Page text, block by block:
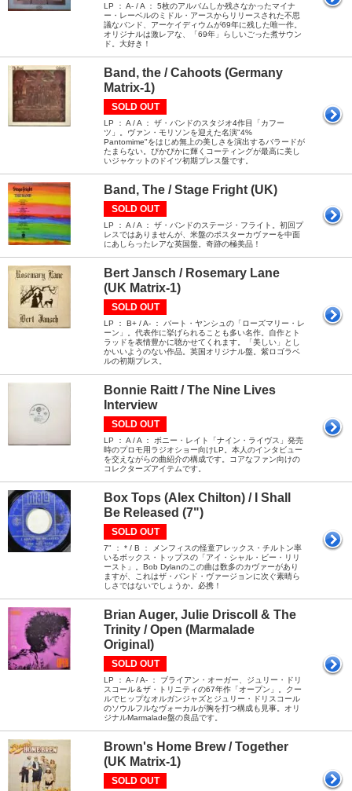
LP ： A- / A ： 5枚のアルバムしか残さなかったマイナ
ー・レーベルのミドル・アースからリリースされた不思
議なバンド、アーケイディウムが69年に残した唯一作。
オリジナルは激レアな、「69年」らしいごった煮サウン
ド。大好き！
Band, the / Cahoots (Germany
Matrix-1)
SOLD OUT
LP ： A / A ： ザ・バンドのスタジオ4作目「カフー
ツ」。ヴァン・モリソンを迎えた名演"4%
Pantomime"をはじめ無上の美しさを演出するバラードが
たまらない。ぴかぴかに輝くコーティングが最高に美し
いジャケットのドイツ初期プレス盤です。
Band, The / Stage Fright (UK)
SOLD OUT
LP ： A / A ： ザ・バンドのステージ・フライト。初回プ
レスではありませんが、米盤のポスターカヴァーを中面
にあしらったレアな英国盤。奇跡の極美品！
Bert Jansch / Rosemary Lane
(UK Matrix-1)
SOLD OUT
LP ： B+ / A- ： バート・ヤンシュの「ローズマリー・レ
ーン」。代表作に挙げられることも多い名作。自作とト
ラッドを表情豊かに聴かせてくれます。「美しい」とし
かいいようのない作品。英国オリジナル盤。紫ロゴラベ
ルの初期プレス。
Bonnie Raitt / The Nine Lives
Interview
SOLD OUT
LP ： A / A ： ボニー・レイト「ナイン・ライヴス」発売
時のプロモ用ラジオショー向けLP。本人のインタビュー
を交えながらの曲紹介の構成です。コアなファン向けの
コレクターズアイテムです。
Box Tops (Alex Chilton) / I Shall
Be Released (7")
SOLD OUT
7" ： * / B ： メンフィスの怪童アレックス・チルトン率
いるボックス・トップスの「アイ・シャル・ビー・リリ
ースト」。Bob Dylanのこの曲は数多のカヴァーがあり
ますが、これはザ・バンド・ヴァージョンに次ぐ素晴ら
しさではないでしょうか。必携！
Brian Auger, Julie Driscoll & The
Trinity / Open (Marmalade
Original)
SOLD OUT
LP ： A- / A- ： ブライアン・オーガー、ジュリー・ドリ
スコール＆ザ・トリニティの67年作「オープン」。クー
ルでヒップなオルガンジャズとジュリー・ドリスコール
のソウルフルなヴォーカルが胸を打つ構成も見事。オリ
ジナルMarmalade盤の良品です。
Brown's Home Brew / Together
(UK Matrix-1)
SOLD OUT